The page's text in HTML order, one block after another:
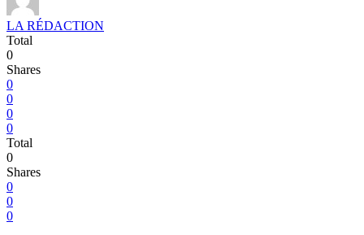
LA RÉDACTION
Total
0
Shares
0
0
0
0
Total
0
Shares
0
0
0